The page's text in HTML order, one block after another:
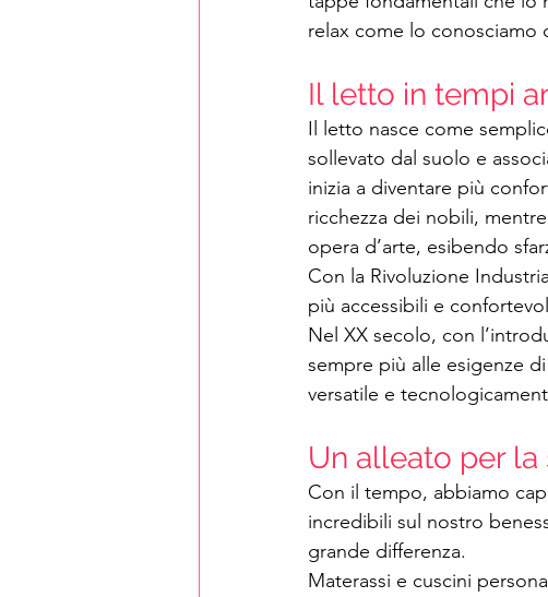
relax come lo conosciamo
Il letto in tempi
Il letto nasce come
sollevato dal suolo e
inizia a diventare più
ricchezza dei nobili,
opera d’arte, esibendo
Con la Rivoluzione
più accessibili e
Nel XX secolo, con
sempre più alle esigenze
versatile e
Un alleato per
Con il tempo, abbiamo
incredibili sul nostro
grande differenza.
Materassi e cuscini